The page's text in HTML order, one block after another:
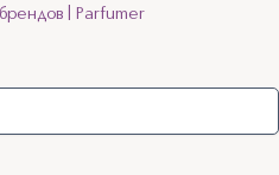
| Parfumer